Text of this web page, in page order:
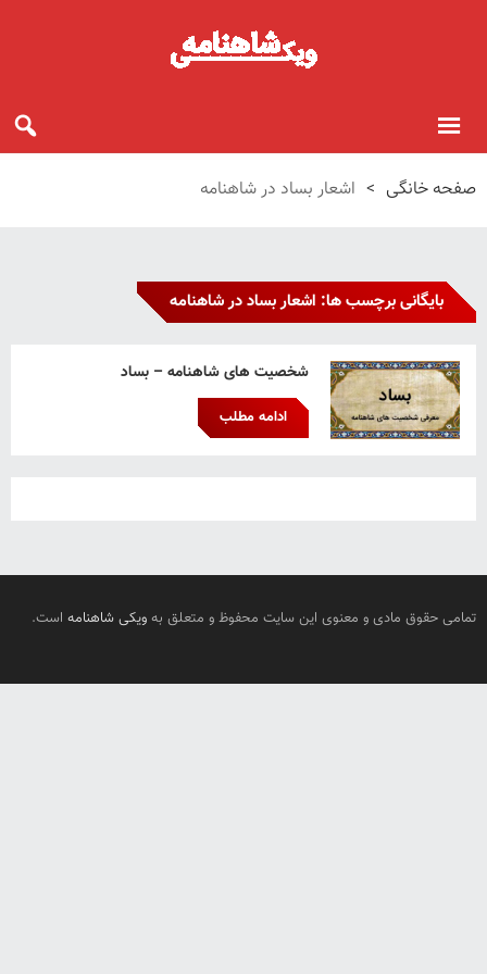
صفحه خانگی > اشعار بساد در شاهنامه
بایگانی برچسب ها: اشعار بساد در شاهنامه
شخصیت های شاهنامه – بساد
ادامه مطلب
تمامی حقوق مادی و معنوی این سایت محفوظ و متعلق به ویکی شاهنامه است.